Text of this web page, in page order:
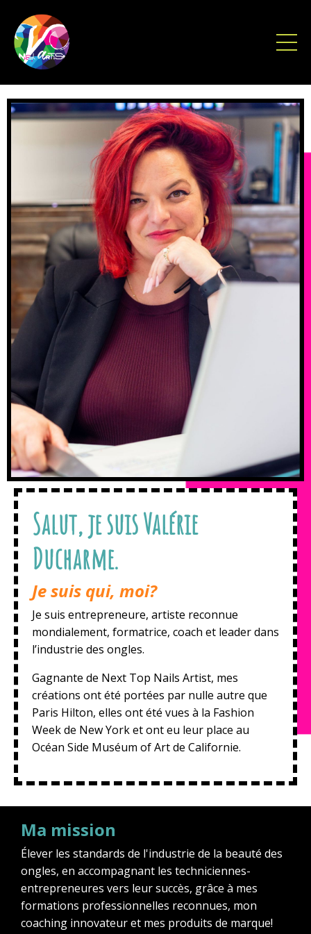
Salut, je suis Valérie
Ducharme.
Je suis qui, moi?
Je suis entrepreneure, artiste reconnue
mondialement, formatrice, coach et leader dans
l’industrie des ongles.
Gagnante de Next Top Nails Artist, mes
créations ont été portées par nulle autre que
Paris Hilton, elles ont été vues à la Fashion
Week de New York et ont eu leur place au
Océan Side Muséum of Art de Californie.
Ma mission
Élever les standards de l'industrie de la beauté des
ongles, en accompagnant les techniciennes-
entrepreneures vers leur succès, grâce à mes
formations professionnelles reconnues, mon
coaching innovateur et mes produits de marque!